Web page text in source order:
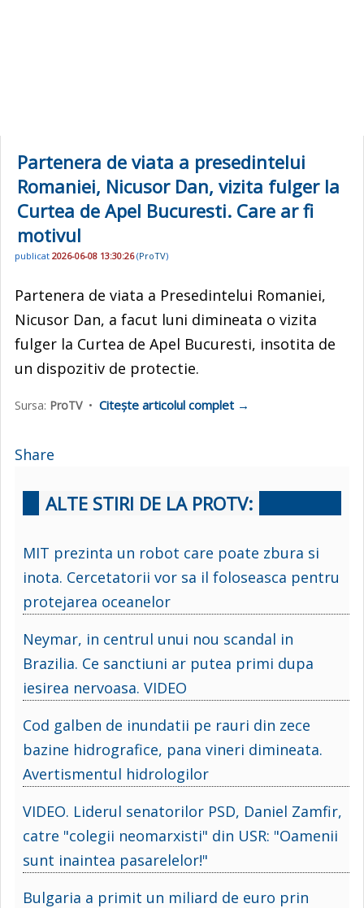
Partenera de viata a presedintelui
Romaniei, Nicusor Dan, vizita fulger la
Curtea de Apel Bucuresti. Care ar fi
motivul
publicat 2026-06-08 13:30:26(ProTV)
Partenera de viata a Presedintelui Romaniei,
Nicusor Dan, a facut luni dimineata o vizita
fulger la Curtea de Apel Bucuresti, insotita de
un dispozitiv de protectie.
Sursa: ProTV• Citește articolul complet →
Share
ALTE STIRI DE LA PROTV:
MIT prezinta un robot care poate zbura si
inota. Cercetatorii vor sa il foloseasca pentru
protejarea oceanelor
Neymar, in centrul unui nou scandal in
Brazilia. Ce sanctiuni ar putea primi dupa
iesirea nervoasa. VIDEO
Cod galben de inundatii pe rauri din zece
bazine hidrografice, pana vineri dimineata.
Avertismentul hidrologilor
VIDEO. Liderul senatorilor PSD, Daniel Zamfir,
catre "colegii neomarxisti" din USR: "Oamenii
sunt inaintea pasarelelor!"
Bulgaria a primit un miliard de euro prin